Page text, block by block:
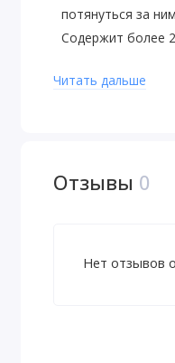
потянуться за
Содержит более
многим другим!
подсластителями.
В качестве
Читать дальше
Отзывы 0
Нет отзывов